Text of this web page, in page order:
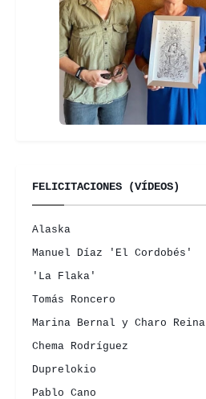
FELICITACIONES (VÍDEOS)
Alaska
Manuel Díaz 'El Cordobés'
'La Flaka'
Tomás Roncero
Marina Bernal y Charo Reina
Chema Rodríguez
Duprelokio
Pablo Cano